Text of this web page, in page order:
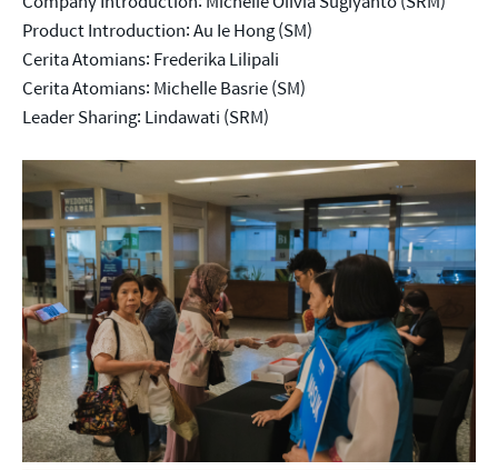
Product Introduction: Au Ie Hong (SM)
Cerita Atomians: Frederika Lilipali
Cerita Atomians: Michelle Basrie (SM)
Leader Sharing: Lindawati (SRM)